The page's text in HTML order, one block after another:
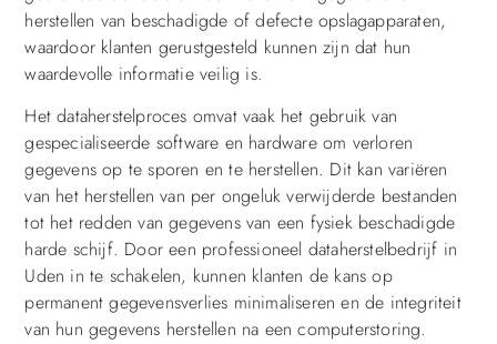
herstellen van beschadigde of defecte opslagapparaten,
waardoor klanten gerustgesteld kunnen zijn dat hun
waardevolle informatie veilig is.
Het dataherstelproces omvat vaak het gebruik van
gespecialiseerde software en hardware om verloren
gegevens op te sporen en te herstellen. Dit kan variëren
van het herstellen van per ongeluk verwijderde bestanden
tot het redden van gegevens van een fysiek beschadigde
harde schijf. Door een professioneel dataherstelbedrijf in
Uden in te schakelen, kunnen klanten de kans op
permanent gegevensverlies minimaliseren en de integriteit
van hun gegevens herstellen na een computerstoring.